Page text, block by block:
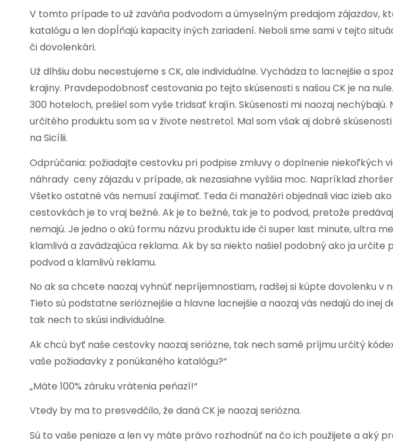
V tomto prípade to už zaváňa podvodom a úmyselným predajom zájazdov,
katalógu a len dopĺňajú kapacity iných zariadení. Neboli sme sami v tejto
či dovolenkári.
Už dlhšiu dobu necestujeme s CK, ale individuálne. Vychádza to lacnejšie a
krajiny. Pravdepodobnosť cestovania po tejto skúsenosti s našou CK je na
300 hoteloch, prešiel som vyše tridsať krajín. Skúsenosti mi naozaj
určitého produktu som sa v živote nestretol. Mal som však aj dobré
na Sicílii.
Odprúčania: požiadajte cestovku pri podpise zmluvy o doplnenie niekoľkých
náhrady ceny zájazdu v prípade, ak nezasiahne vyššia moc. Napríklad
Všetko ostatné vás nemusí zaujímať. Teda či manažéri objednali viac izieb
cestovkách je to vraj bežné. Ak je to bežné, tak je to podvod, pretože
nemajú. Je jedno o akú formu názvu produktu ide či super last minute, ultra
klamlivá a zavádzajúca reklama. Ak by sa niekto našiel podobný ako ja určite
podvod a klamlivú reklamu.
No ak sa chcete naozaj vyhnúť nepríjemnostiam, radšej si kúpte dovolenku v
Tieto sú podstatne serióznejšie a hlavne lacnejšie a naozaj vás nedajú do inej
tak nech to skúsi individuálne.
Ak chcú byť naše cestovky naozaj seriózne, tak nech samé príjmu určitý
vaše požiadavky z ponúkaného katalógu?“
„Máte 100% záruku vrátenia peňazí!“
Vtedy by ma to presvedčilo, že daná CK je naozaj seriózna.
Sú to vaše peniaze a len vy máte právo rozhodnúť na čo ich použijete a aký